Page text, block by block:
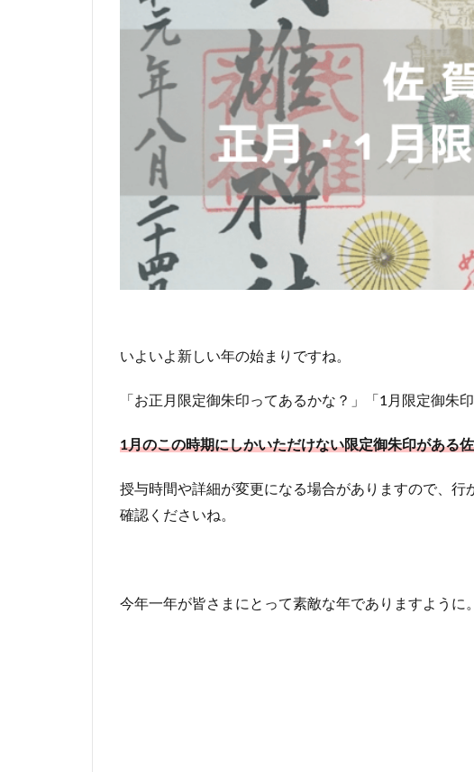
いよいよ新しい年の始まりですね。
「お正月限定御朱印ってあるかな？」「1月限定御朱
1月のこの時期にしかいただけない限定御朱印がある
授与時間や詳細が変更になる場合がありますので、行
確認くださいね。
今年一年が皆さまにとって素敵な年でありますように。